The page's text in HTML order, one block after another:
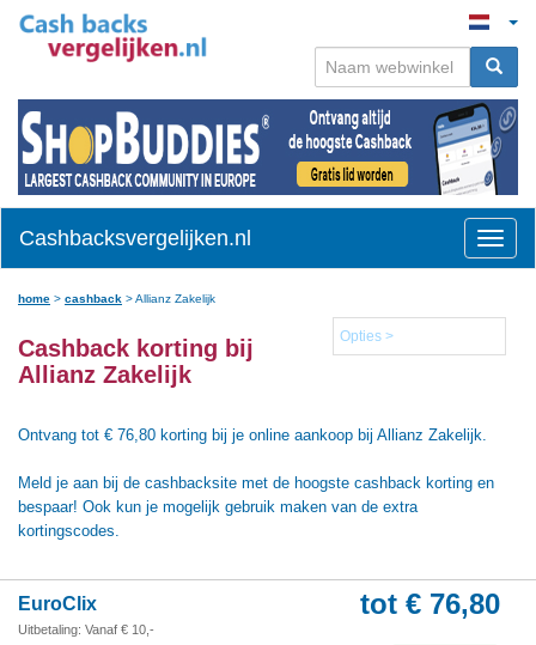
Toggle
Cashbacksvergelijken.nl
home > cashback >Allianz Zakelijk
Opties >
Cashback korting bij
Allianz Zakelijk
Ontvang tot € 76,80 korting bij je online aankoop bij Allianz Zakelijk.
Meld je aan bij de cashbacksite met de hoogste cashback korting en
bespaar! Ook kun je mogelijk gebruik maken van de extra
kortingscodes.
EuroClix
Uitbetaling: Vanaf € 10,-
tot € 76,80